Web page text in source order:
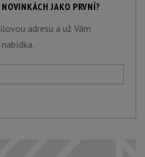
JAKO PRVNÍ?
adresu a už Vám